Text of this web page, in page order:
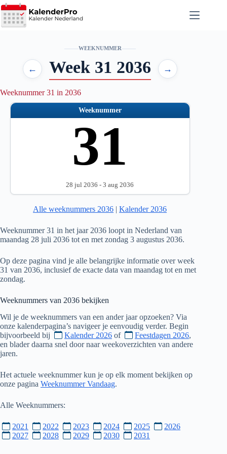
Ga
naar
de
WEEKNUMMER
← Week 31 2036 →
Weeknummer 31 in 2036
Weeknummer
31
28 jul 2036 - 3 aug 2036
Alle weeknummers 2036 |Kalender 2036
Weeknummer 31 in het jaar 2036 loopt in Nederland van
maandag 28 juli 2036 tot en met zondag 3 augustus 2036.
Op deze pagina vind je alle belangrijke informatie over week
31 van 2036, inclusief de exacte data van maandag tot en met
zondag.
Weeknummers van 2036 bekijken
Wil je de weeknummers van een ander jaar opzoeken? Via
onze kalenderpagina’s navigeer je eenvoudig verder. Begin
bijvoorbeeld bij
Kalender 2026 of Feestdagen 2026,
en blader daarna snel door naar weekoverzichten van andere
jaren.
Het actuele weeknummer kun je op elk moment bekijken op
onze pagina Weeknummer Vandaag.
Alle Weeknummers:
2021 2022 2023 2024 2025
2026
2027
2028 2029 2030 2031